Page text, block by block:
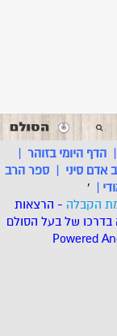
הדף היומי בזוהר |
אדם סיני |ספר הרב
|
'
הקבלה - הרצאות
בדרכו של בעל הסולם
Powered